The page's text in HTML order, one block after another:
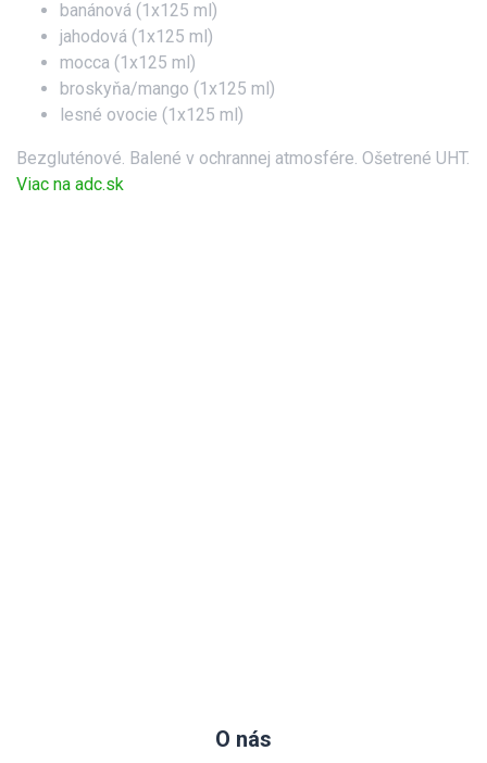
banánová (1x125 ml)
jahodová (1x125 ml)
mocca (1x125 ml)
broskyňa/mango (1x125 ml)
lesné ovocie (1x125 ml)
Bezgluténové. Balené v ochrannej atmosfére. Ošetrené UHT.
Viac na adc.sk
O nás